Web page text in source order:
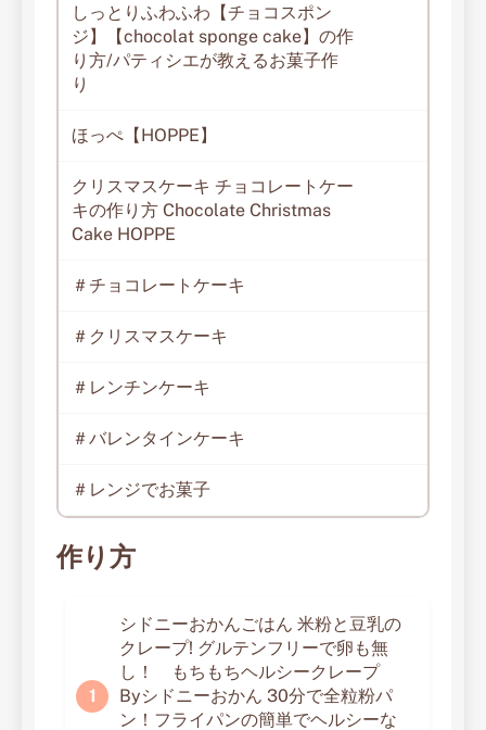
しっとりふわふわ【チョコスポン
ジ】【chocolat sponge cake】の作
り方/パティシエが教えるお菓子作
り
ほっぺ【HOPPE】
クリスマスケーキ チョコレートケー
キの作り方 Chocolate Christmas
Cake HOPPE
＃チョコレートケーキ
＃クリスマスケーキ
＃レンチンケーキ
＃バレンタインケーキ
＃レンジでお菓子
作り方
シドニーおかんごはん 米粉と豆乳の
クレープ! グルテンフリーで卵も無
し！ もちもちヘルシークレープ
Byシドニーおかん 30分で全粒粉パ
ン！フライパンの簡単でヘルシーな